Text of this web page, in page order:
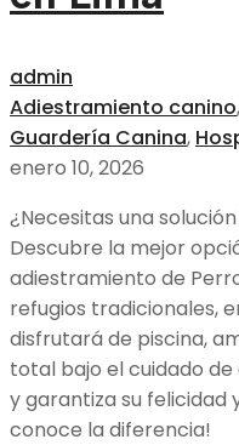
admin
Adiestramiento canino,
Guardería Canina,
enero 10, 2026
¿Necesitas una
Descubre la mejor
adiestramiento de
refugios tradicionales,
disfrutará de piscina,
total bajo el cuidado
y garantiza su felicidad
conoce la diferencia!